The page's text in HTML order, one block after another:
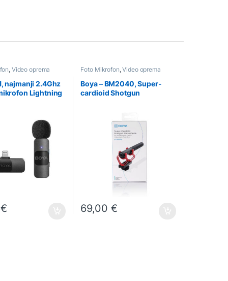
, Video oprema
najmanji 2.4Ghz
Lightning
€
Foto Mikrofon,Video oprema
Boya – BM2040, Super-
cardioid Shotgun
69,00 €